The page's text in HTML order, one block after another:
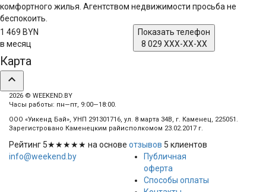
комфортного жилья. Агентством недвижимости просьба не
беспокоить.
1 469 BYN
в месяц
Показать телефон
8 029 XXX-XX-XX
Карта
expand_less
2026 © WEEKEND.BY
Часы работы: пн—пт, 9:00—18:00.
ООО «Уикенд Бай», УНП 291301716, ул. 8 марта 34В, г. Каменец, 225051.
Зарегистровано Каменецким райисполкомом 23.02.2017 г.
Рейтинг 5★★★★★ на основе отзывов 5 клиентов
info@weekend.by
Публичная
оферта
Способы оплаты